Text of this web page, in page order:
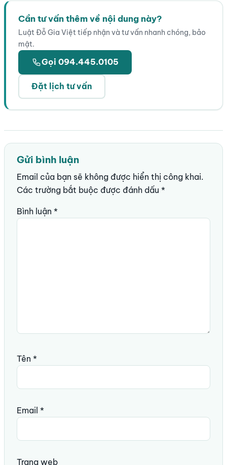
Cần tư vấn thêm về nội dung này?
Luật Đỗ Gia Việt tiếp nhận và tư vấn nhanh chóng, bảo
mật.
Gọi 094.445.0105
Đặt lịch tư vấn
Gửi bình luận
Email của bạn sẽ không được hiển thị công khai.
Các trường bắt buộc được đánh dấu *
Bình luận *
Tên *
Email *
Trang web